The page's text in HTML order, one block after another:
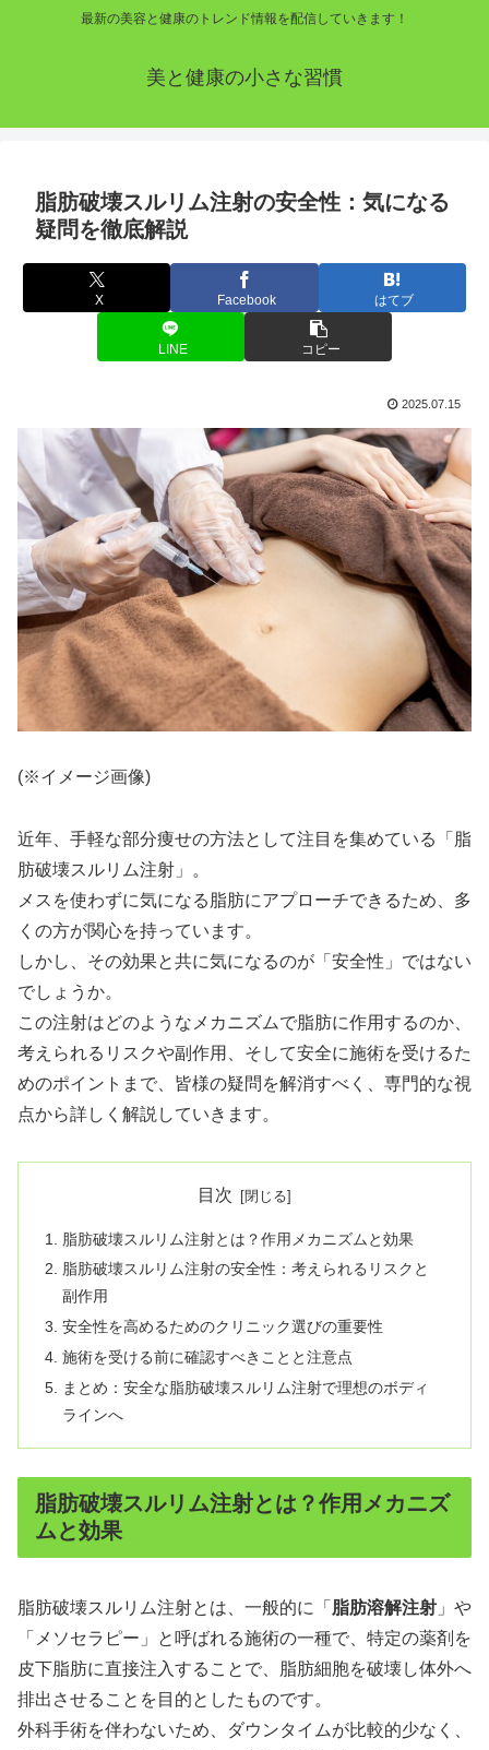
最新の美容と健康のトレンド情報を配信していきます！
美と健康の小さな習慣
脂肪破壊スルリム注射の安全性：気になる
疑問を徹底解説
X Facebook はてブ
LINE コピー
2025.07.15
(※イメージ画像)
近年、手軽な部分痩せの方法として注目を集めている「脂
肪破壊スルリム注射」。
メスを使わずに気になる脂肪にアプローチできるため、多
くの方が関心を持っています。
しかし、その効果と共に気になるのが「安全性」ではない
でしょうか。
この注射はどのようなメカニズムで脂肪に作用するのか、
考えられるリスクや副作用、そして安全に施術を受けるた
めのポイントまで、皆様の疑問を解消すべく、専門的な視
点から詳しく解説していきます。
目次
脂肪破壊スルリム注射とは？作用メカニズムと効果
脂肪破壊スルリム注射の安全性：考えられるリスクと
副作用
安全性を高めるためのクリニック選びの重要性
施術を受ける前に確認すべきことと注意点
まとめ：安全な脂肪破壊スルリム注射で理想のボディ
ラインへ
脂肪破壊スルリム注射とは？作用メカニズ
ムと効果
脂肪破壊スルリム注射とは、一般的に「 脂肪溶解注射 」や
「メソセラピー」と呼ばれる施術の一種で、特定の薬剤を
皮下脂肪に直接注入することで、脂肪細胞を破壊し体外へ
排出させることを目的としたものです。
外科手術を伴わないため、ダウンタイムが比較的少なく、